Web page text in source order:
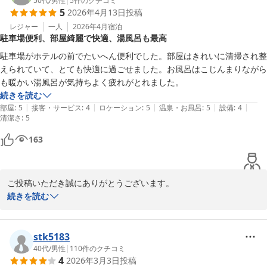
また近くにお越しの際は、当ホテルをご利用くださいませ。スタッ
フ一同お待ちしております。
岡崎シングルホテル
2026-04-05
5 2026年4月13日投稿
レジャー 一人 2026年4月宿泊
駐車場便利、部屋綺麗で快適、湯風呂も最高
駐車場がホテルの前でたいへん便利でした。部屋はきれいに清掃され整
えられていて、とても快適に過ごせました。お風呂はこじんまりながら
も暖かい湯風呂が気持ちよく疲れがとれました。
続きを読む
部屋: 5 | 接客・サービス: 4 | ロケーション: 5 | 温泉・お風呂: 5 | 設備: 4 |
清潔さ: 5
163
ご投稿いただき誠にありがとうございます。
数ある中から選んでいただき、そして気に入って頂いたご様子で、
一日の疲れがとれたことは、私たちスタッフにとって最高のお言葉
です。このお言葉を励みに精進してまいります。
また近くにお越しの際は、当ホテルをご利用くださいませ。スタッ
続きを読む
stk5183
40代/男性 | 110件のクチコミ
4 2026年3月3日投稿